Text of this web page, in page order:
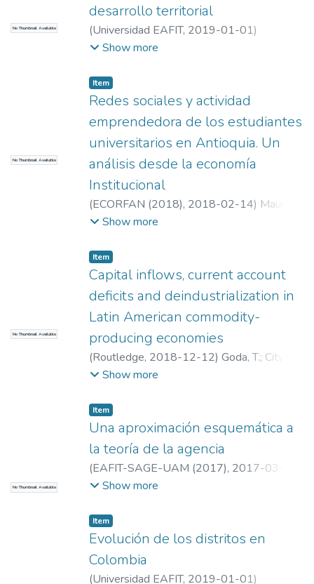
No Thumbnail Available
desarrollo territorial
(Universidad EAFIT, 2019-01-01)
TORRES, ALEJANDRO
Departamento de Economía y Finanzas
Estudios en Economía y Empresa (GEE)
Show more
No Thumbnail Available
Item
Redes sociales y actividad
emprendedora de los estudiantes
universitarios en Antioquia. Un
análisis desde la economía
Institucional
(ECORFAN (2018), 2018-02-14) Mauricio
Andrès Ramìrez Gòmez
Departamento de Economía y Finanzas
Estudios en Economía y Empresa (GEE)
Show more
No Thumbnail Available
Item
Capital inflows, current account
deficits and deindustrialization in
Latin American commodity-
producing economies
(Routledge, 2018-12-12) Goda, T.; City
University;Goda, T.
Economía y Finanzas
y Empresa (GEE)
Show more
No Thumbnail Available
Item
Una aproximación esquemática a
la teoría de la agencia
(EAFIT-SAGE-UAM (2017), 2017-03-14
Mauricio Andrès Ramìrez Gòmez
Departamento de Economía y Finanzas
Estudios en Economía y Empresa (GEE)
Show more
Item
Evolución de los distritos en
Colombia
(Universidad EAFIT, 2019-01-01)